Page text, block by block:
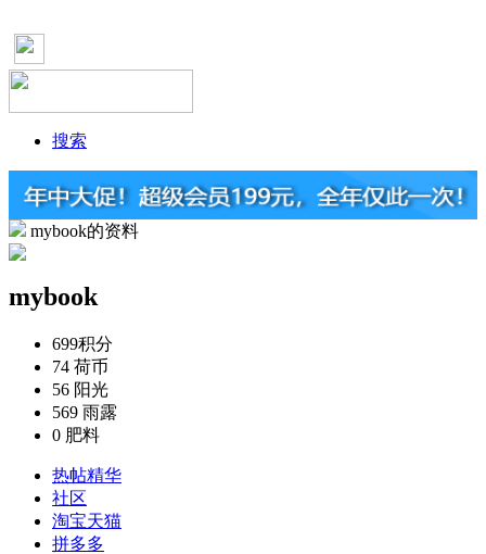
搜索
mybook的资料
mybook
699积分
74 荷币
56 阳光
569 雨露
0 肥料
热帖精华
社区
淘宝天猫
拼多多